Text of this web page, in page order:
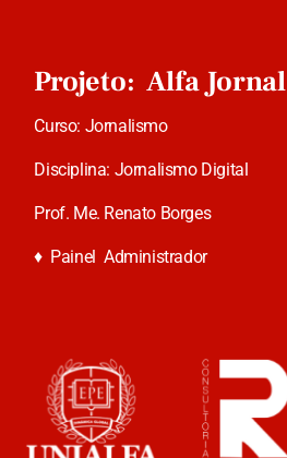
Projeto: Alfa Jornal
Curso: Jornalismo
Disciplina: Jornalismo Digital
Prof. Me. Renato Borges
♦ Painel Administrador